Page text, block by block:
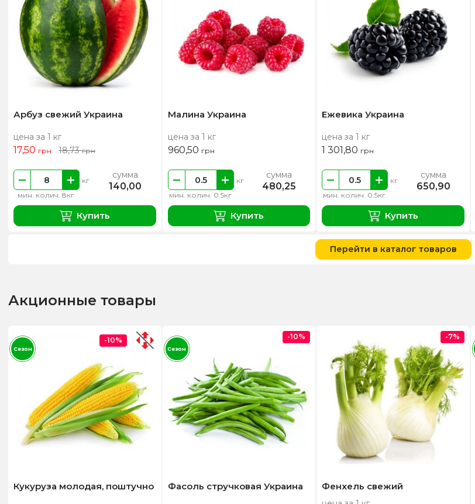
Арбуз свежий Украина
цена за 1 кг
17,50 грн 18,73грн
мин. колич. 8кг
кг сумма
140,00
Купить
Малина Украина
цена за 1 кг
960,50 грн
мин. колич. 0.5кг
кг сумма
480,25
Купить
Ежевика Украина
цена за 1 кг
1 301,80 грн
мин. колич. 0.5кг
кг сумма
650,90
Купить
Перейти в каталог товаров
Акционные товары
Кукуруза молодая, поштучно
-10%
Сезон
Фасоль стручковая Украина
-10%
Сезон
Фенхель свежий
-7%